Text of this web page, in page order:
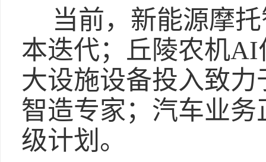
当前，新能源摩
本迭代；丘陵农机
大设施设备投入致
智造专家；汽车业
级计划。